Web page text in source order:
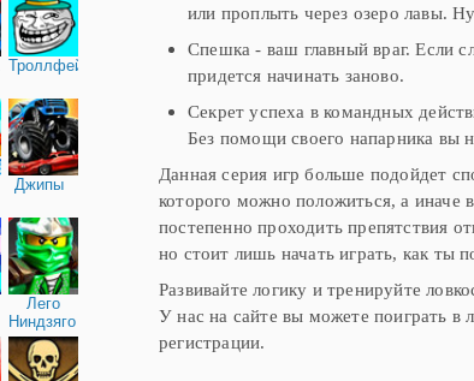
Троллфейс
Джипы
Лего
Ниндзяго
или проплыть через озеро лавы.
Спешка - ваш главный враг. Если
придется начинать заново.
Секрет успеха в командных
Без помощи своего напарника вы
Данная серия игр больше подойдет
которого можно положиться, а
постепенно проходить препятствия
но стоит лишь начать играть, как ты
Развивайте логику и тренируйте
У нас на сайте вы можете поиграть в
регистрации.